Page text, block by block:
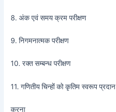
8. अंक एवं समय क्रम परीक्षण
9. निगमनात्मक परीक्षण
10. रक्त सम्बन्ध परीक्षण
11. गणितीय चिन्हों को कृतिम स्वरूप प्रदान
करना